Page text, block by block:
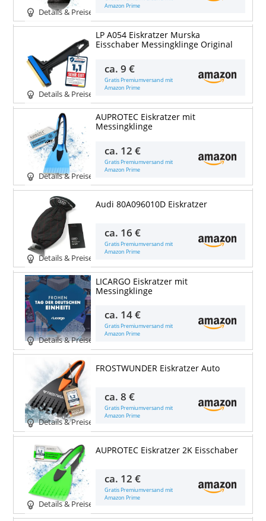
Details & Preise
Amazon Prime
Details & Preise
LP A054 Eiskratzer Murska
Eisschaber Messingklinge Original
ca.9 €
Gratis Premiumversand mit
Amazon Prime
Details & Preise
AUPROTEC Eiskratzer mit
Messingklinge
ca. 12 €
Gratis Premiumversand mit
Amazon Prime
Details & Preise
Audi 80A096010D Eiskratzer
ca. 16 €
Gratis Premiumversand mit
Amazon Prime
Details & Preise
LICARGO Eiskratzer mit
Messingklinge
ca. 14 €
Gratis Premiumversand mit
Amazon Prime
Details & Preise
FROSTWUNDER Eiskratzer Auto
ca.8 €
Gratis Premiumversand mit
Amazon Prime
Details & Preise
AUPROTEC Eiskratzer 2K Eisschaber
ca. 12 €
Gratis Premiumversand mit
Amazon Prime